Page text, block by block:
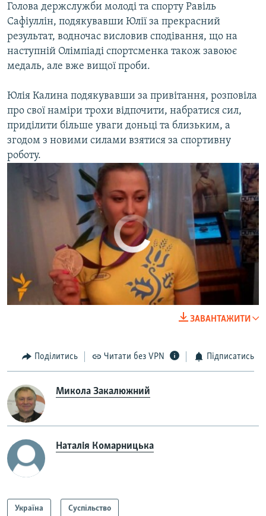
Голова держслужби молоді та спорту Равіль
Сафіуллін, подякувавши Юлії за прекрасний
результат, водночас висловив сподівання, що на
наступній Олімпіаді спортсменка також завоює
медаль, але вже вищої проби.
Юлія Калина подякувавши за привітання, розповіла
про свої наміри трохи відпочити, набратися сил,
приділити більше уваги доньці та близьким, а
згодом з новими силами взятися за спортивну
роботу.
EMBED SHARE
відеоРадіо Свобода
No media source currently available
ЗАВАНТАЖИТИ
Поділитись Читати без VPN Підписатись
Микола Закалюжний
Наталія Комарницька
Україна Суспільство